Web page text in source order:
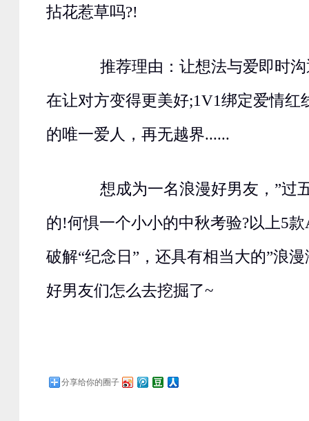
拈花惹草吗?!
推荐理由：让想法与爱即时沟
在让对方变得更美好;1V1绑定爱情红
的唯一爱人，再无越界......
想成为一名浪漫好男友，”过
的!何惧一个小小的中秋考验?以上5
破解“纪念日”，还具有相当大的”浪
好男友们怎么去挖掘了~
分享给你的圈子